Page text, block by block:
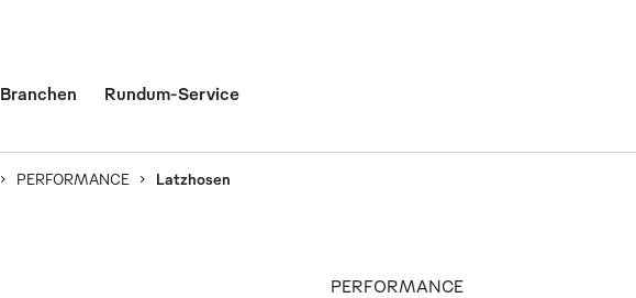
Branchen Rundum-Service
PERFORMANCE Latzhosen
PERFORMANCE